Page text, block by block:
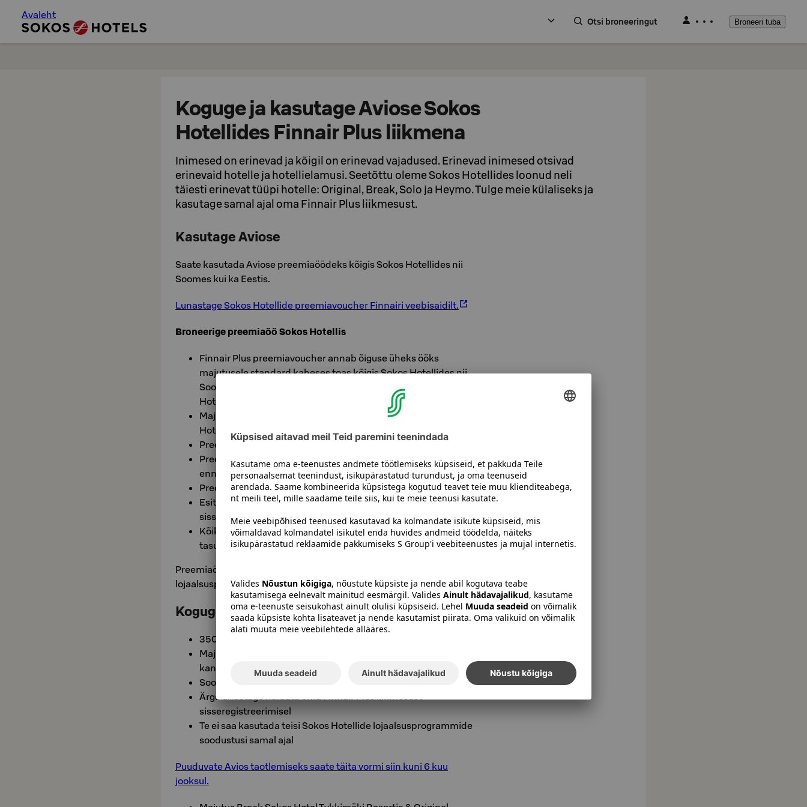
Avaleht
Otsi broneeringut Broneeri tuba
Koguge ja kasutage Aviose Sokos
Hotellides Finnair Plus liikmena
Inimesed on erinevad ja kõigil on erinevad vajadused. Erinevad inimesed otsivad
erinevaid hotelle ja hotellielamusi. Seetõttu oleme Sokos Hotellides loonud neli
täiesti erinevat tüüpi hotelle: Original, Break, Solo ja Heymo. Tulge meie külaliseks ja
kasutage samal ajal oma Finnair Plus liikmesust.
Kasutage Aviose
Saate kasutada Aviose preemiaöödeks kõigis Sokos Hotellides nii
Soomes kui ka Eestis.
Lunastage Sokos Hotellide preemiavoucher Finnairi veebisaidilt.
Broneerige preemiaöö Sokos Hotellis
Finnair Plus preemiavoucher annab õiguse üheks ööks
majutusele standard kaheses toas kõigis Sokos Hotellides nii
Soomes kui ka Eestis. Preemiavoucher ei kehti Break Sokos
Hotel Tykkimäki Resortis.
Majutus sisaldab hommikusööki, välja arvatud Break Sokos
Hotel Himos, kus hommikusöök on lisatasu eest.
Preemiaöö broneeringud tehakse Sokos Hotellide veebisaidil.
Preemiaöö broneeringuid saab teha mitte varem kui 60 päeva
enne majutust.
Preemiaööd on saadaval piiratud koguses.
Esitage preemiavoucher hotelli vastuvõtus
sisseregistreerimisel.
Kõik lisavoodid ja muud broneeringuga seotud lisateenused
tasutakse eraldi hotellis sisseregistreerimisel.
Preemiaöö ei anna õigust Avios ega teistele Sokos Hotellide
lojaalsusprogrammide soodustustele.
Koguge Aviose Sokos Hotellides Soomes
350 Avios / öö / tuba
Majutuste eest, mis on broneeritud otse Sokos Hotellide enda
kanalite kaudu päevahinnaga või ettevõtte lepinguhinnaga
Soodustus kehtib ainult Sokos Hotellides Soomes
Ärge unustage näidata oma Finnair Plus liikmesust
sisseregistreerimisel
Te ei saa kasutada teisi Sokos Hotellide lojaalsusprogrammide
soodustusi samal ajal
Puuduvate Avios taotlemiseks saate täita vormi siin kuni 6 kuu
jooksul.